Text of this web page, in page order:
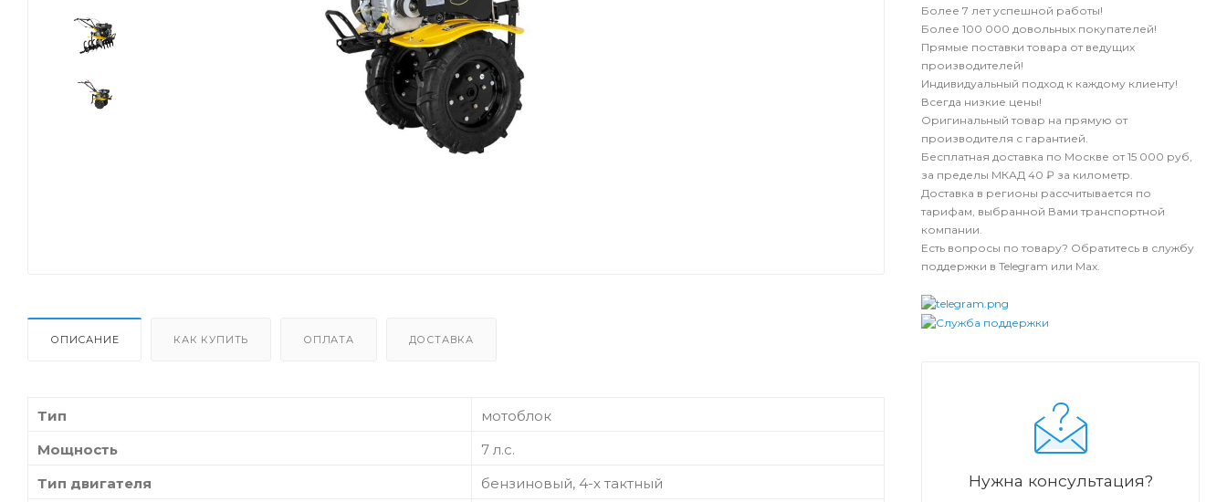
ОПИСАНИЕ КАК КУПИТЬ ОПЛАТА ДОСТАВКА
Тип
мотоблок
Мощность
7 л.с.
Тип двигателя
бензиновый, 4-х тактный
Более 7 лет успешной работы!
Более 100 000 довольных покупателей!
Прямые поставки товара от ведущих
производителей!
Индивидуальный подход к каждому клиенту!
Всегда низкие цены!
Оригинальный товар на прямую от
производителя с гарантией.
Бесплатная доставка по Москве от 15 000 руб,
за пределы МКАД 40 ₽ за километр.
Доставка в регионы рассчитывается по
тарифам, выбранной Вами транспортной
компании.
Есть вопросы по товару? Обратитесь в службу
поддержки в Telegram или Max.
Нужна консультация?